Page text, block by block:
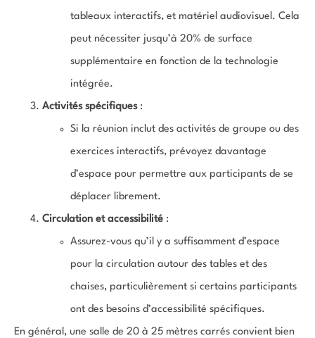
tableaux interactifs, et matériel audiovisuel. Cela
peut nécessiter jusqu’à 20% de surface
supplémentaire en fonction de la technologie
intégrée.
Activités spécifiques:
Si la réunion inclut des activités de groupe ou des
exercices interactifs, prévoyez davantage
d’espace pour permettre aux participants de se
déplacer librement.
Circulation et accessibilité :
Assurez-vous qu’il y a suffisamment d’espace
pour la circulation autour des tables et des
chaises, particulièrement si certains participants
ont des besoins d’accessibilité spécifiques.
En général, une salle de 20 à 25 mètres carrés convient bien